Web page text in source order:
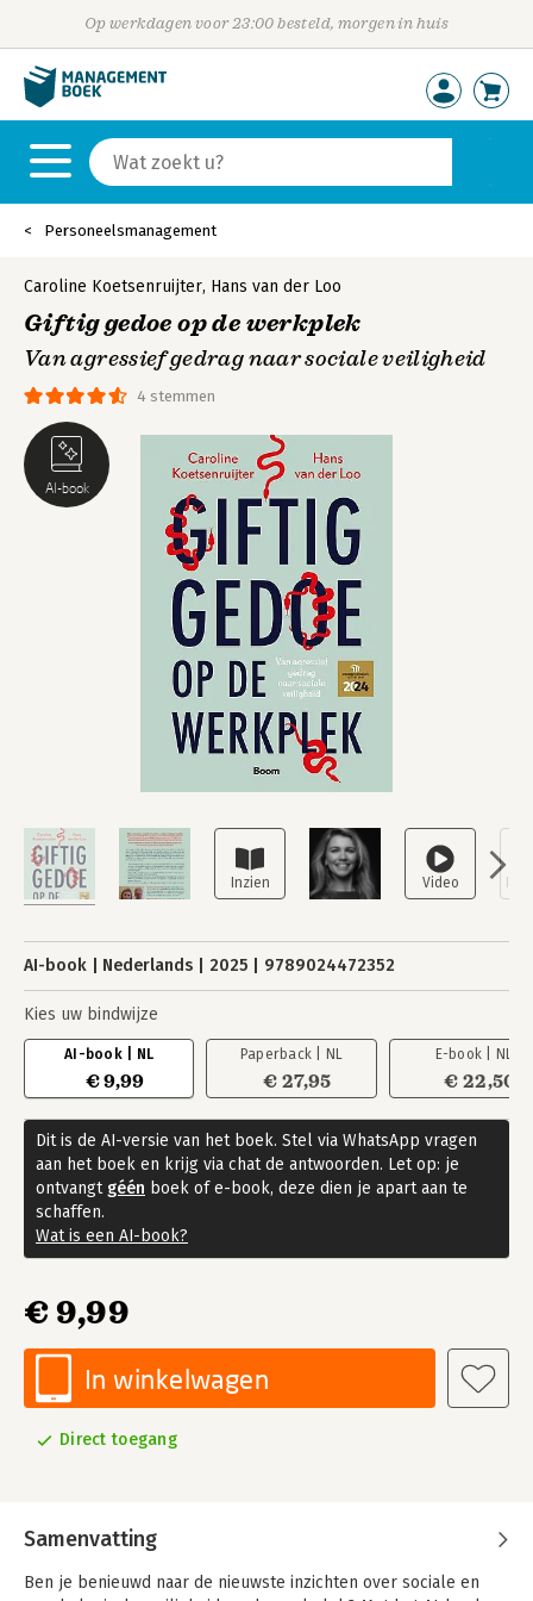
Op werkdagen voor 23:00 besteld, morgen in huis
Personeelsmanagement
AI-book
4 stemmen
Dit is de AI-versie van het boek. Stel via WhatsApp vragen
aan het boek en krijg via chat de antwoorden. Let op: je
ontvangt géén boek of e-book, deze dien je apart aan te
schaffen.
Wat is een AI-book?
Caroline Koetsenruijter, Hans van der Loo
Giftig gedoe op de werkplek
Van agressief gedrag naar sociale veiligheid
AI-book Nederlands 2025 9789024472352
Kies uw bindwijze
AI-book | NL
€ 9,99
Paperback | NL
€ 27,95
E-book | NL
€ 22,50
€ 9,99
In winkelwagen
Direct toegang
Samenvatting
Ben je benieuwd naar de nieuwste inzichten over sociale en